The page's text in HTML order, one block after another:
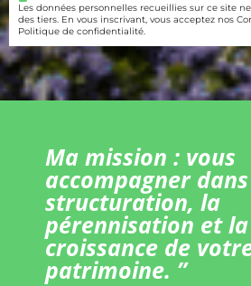
Les données personnelles recueillies sur ce site
des tiers. En vous inscrivant, vous acceptez nos
Politique de confidentialité.
Ma mission : vous
accompagner
structuration, la
pérennisation et la
croissance de
patrimoine. ”